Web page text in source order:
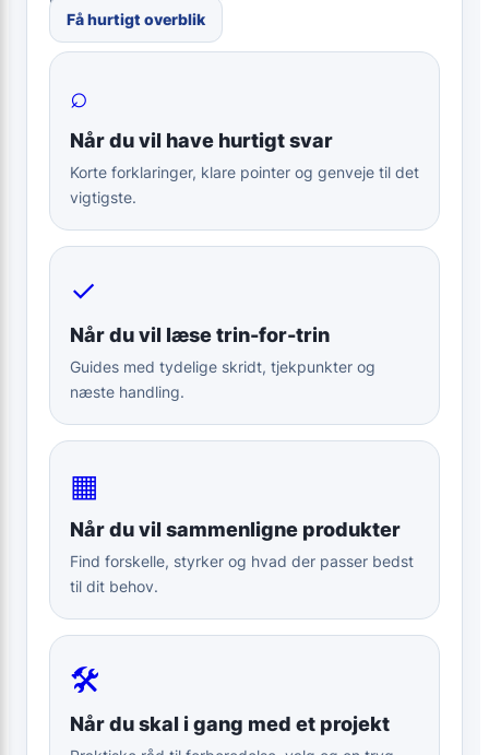
Få hurtigt overblik
⌕
Når du vil have hurtigt svar
Korte forklaringer, klare pointer og genveje til det
vigtigste.
✓
Når du vil læse trin-for-trin
Guides med tydelige skridt, tjekpunkter og
næste handling.
▦
Når du vil sammenligne produkter
Find forskelle, styrker og hvad der passer bedst
til dit behov.
🛠
Når du skal i gang med et projekt